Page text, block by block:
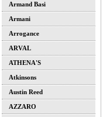
Armand Basi
Armani
Arrogance
ARVAL
ATHENA'S
Atkinsons
Austin Reed
AZZARO